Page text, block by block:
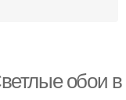
обои в